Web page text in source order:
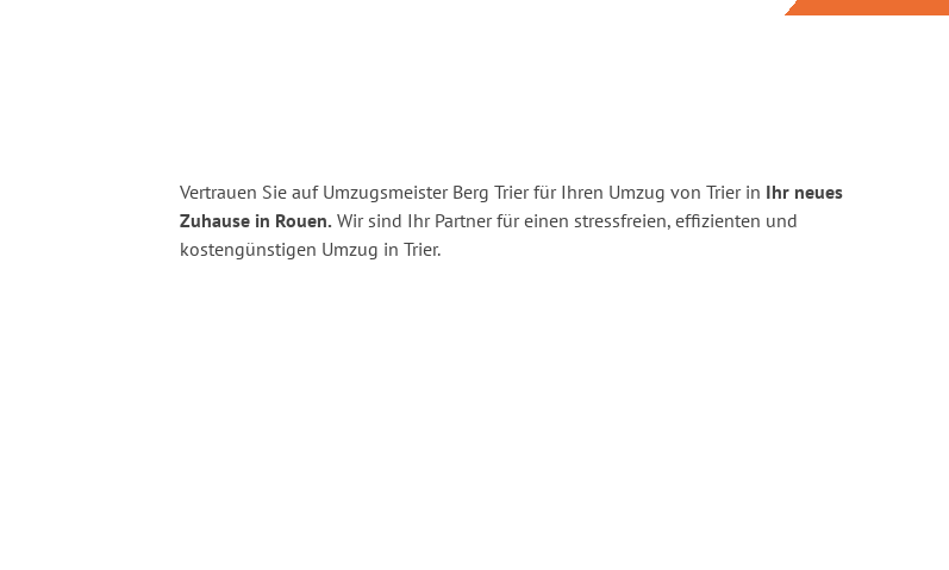
Vertrauen Sie auf Umzugsmeister Berg Trier für Ihren Umzug von Trier in Ihr neues
Zuhause in Rouen. Wir sind Ihr Partner für einen stressfreien, effizienten und
kostengünstigen Umzug in Trier.